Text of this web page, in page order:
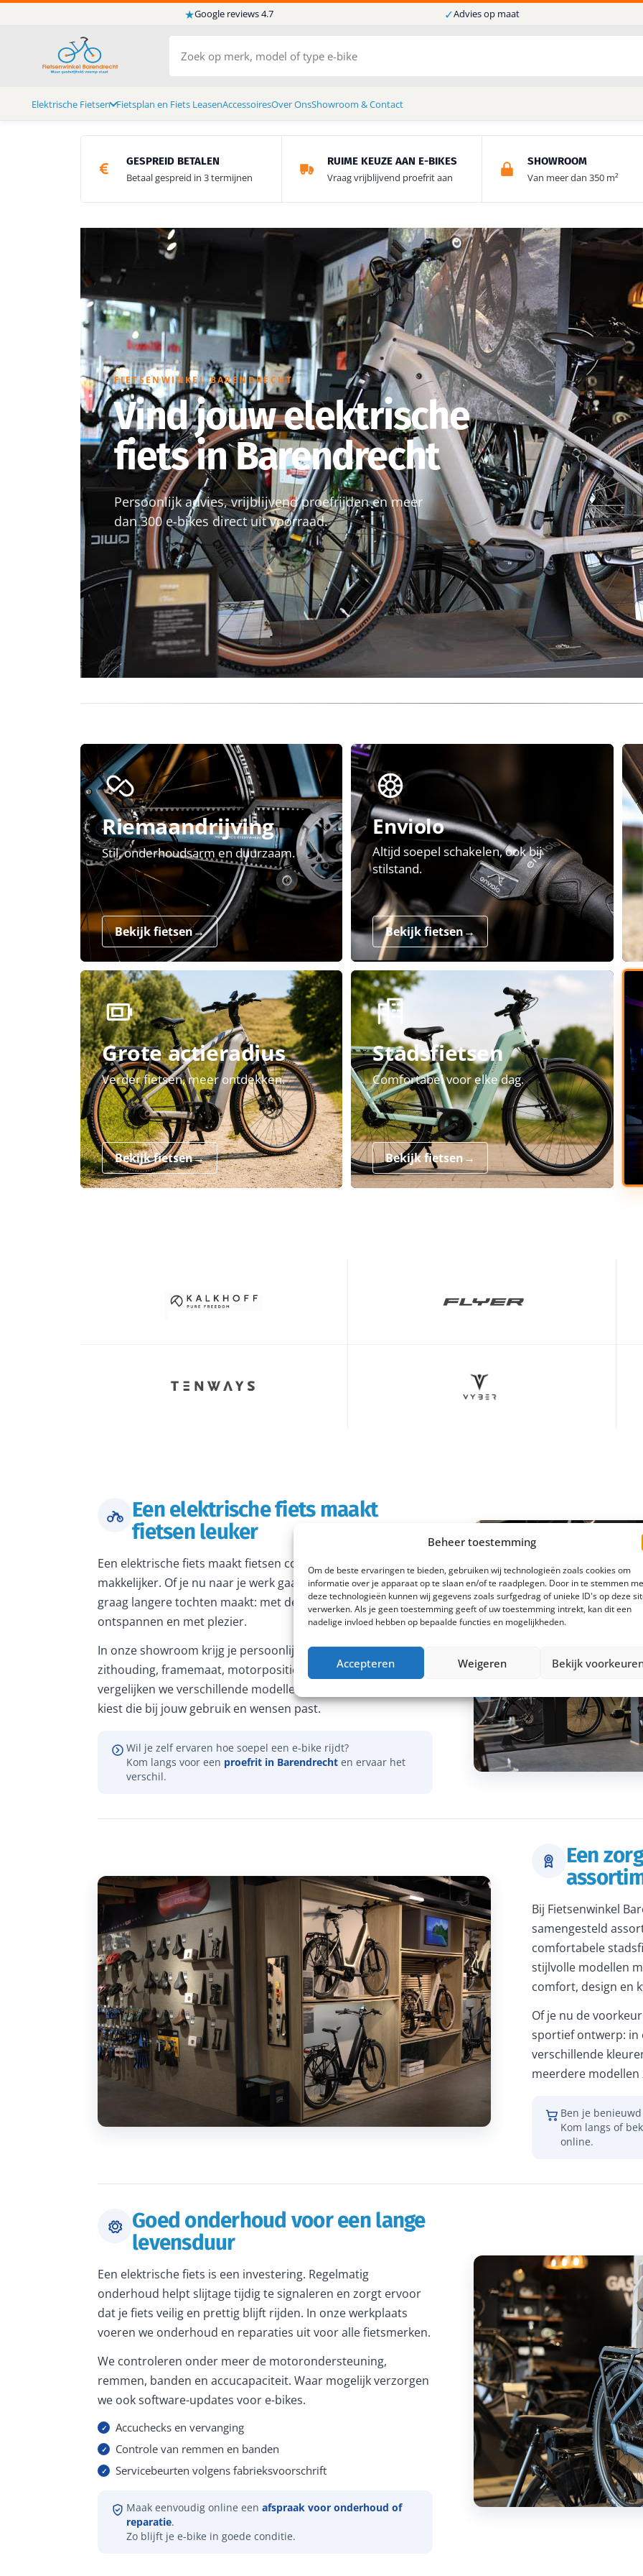
Beheer toestemming
Om de beste ervaringen te bieden, gebruiken wij technologieën zoals cookies om
informatie over je apparaat op te slaan en/of te raadplegen. Door in te stemmen
deze technologieën kunnen wij gegevens zoals surfgedrag of unieke ID's op deze
verwerken. Als je geen toestemming geeft of uw toestemming intrekt, kan dit een
nadelige invloed hebben op bepaalde functies en mogelijkheden.
Accepteren Weigeren Bekijk
★Google reviews 4.7 ✓Advies op maat
Elektrische Fietsen Fietsplan en Fiets LeasenAccessoiresOver OnsShowroom & Contact
GESPREID BETALEN
Betaal gespreid in 3 termijnen
RUIME KEUZE AAN E-BIKES
Vraag vrijblijvend proefrit aan
SHOWROOM
Van meer dan 350 m²
FIETSENWINKEL BARENDRECHT
Vind jouw elektrische
fiets in Barendrecht
Persoonlijk advies, vrijblijvend proefrijden en meer
dan 300 e-bikes direct uit voorraad.
Riemaandrijving
Stil, onderhoudsarm en duurzaam.
Bekijk fietsen→
Enviolo
Altijd soepel schakelen, ook bij
stilstand.
Bekijk fietsen→
Grote actieradius
Verder fietsen, meer ontdekken.
Bekijk fietsen→
Stadsfietsen
Comfortabel voor elke dag.
Bekijk fietsen→
Een elektrische fiets maakt
fietsen leuker
Een elektrische fiets maakt fietsen comfortabeler en
makkelijker. Of je nu naar je werk gaat, boodschappen doet of
graag langere tochten maakt: met de juiste e-bike rijd je
ontspannen en met plezier.
In onze showroom krijg je persoonlijk advies over onder meer
zithouding, framemaat, motorpositie en actieradius. Samen
vergelijken we verschillende modellen, zodat je een e-bike
kiest die bij jouw gebruik en wensen past.
Wil je zelf ervaren hoe soepel een e-bike rijdt?
Kom langs voor een proefrit in Barendrecht en ervaar het
verschil.
Een
Bij Fietsenwinkel
samengesteld
comfortabele
stijlvolle modellen
comfort, design en
Of je nu de
sportief ontwerp: in
verschillende
meerdere
Ben je
Kom langs of
online.
Goed onderhoud voor een lange
levensduur
Een elektrische fiets is een investering. Regelmatig
onderhoud helpt slijtage tijdig te signaleren en zorgt ervoor
dat je fiets veilig en prettig blijft rijden. In onze werkplaats
voeren we onderhoud en reparaties uit voor alle fietsmerken.
We controleren onder meer de motorondersteuning,
remmen, banden en accucapaciteit. Waar mogelijk verzorgen
we ook software-updates voor e-bikes.
Accuchecks en vervanging
Controle van remmen en banden
Servicebeurten volgens fabrieksvoorschrift
Maak eenvoudig online een afspraak voor onderhoud of
reparatie.
Zo blijft je e-bike in goede conditie.